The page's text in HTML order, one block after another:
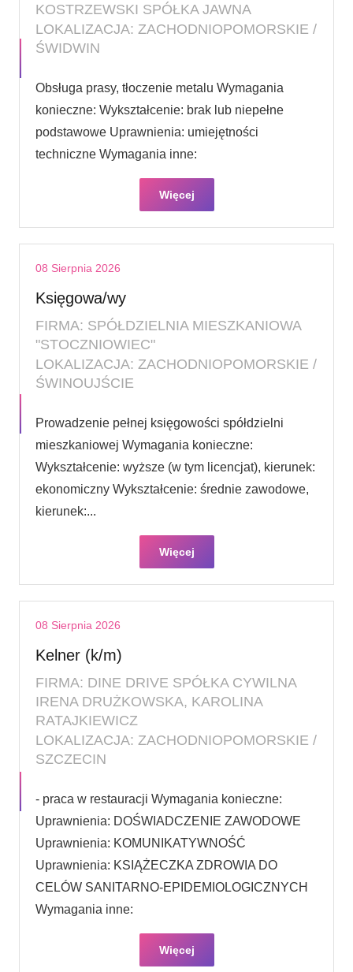
KOSTRZEWSKI SPÓŁKA JAWNA
LOKALIZACJA: ZACHODNIOPOMORSKIE /
ŚWIDWIN
Obsługa prasy, tłoczenie metalu Wymagania
konieczne: Wykształcenie: brak lub niepełne
podstawowe Uprawnienia: umiejętności
techniczne Wymagania inne:
Więcej
08 Sierpnia 2026
Księgowa/wy
FIRMA: SPÓŁDZIELNIA MIESZKANIOWA
"STOCZNIOWIEC"
LOKALIZACJA: ZACHODNIOPOMORSKIE /
ŚWINOUJŚCIE
Prowadzenie pełnej księgowości spółdzielni
mieszkaniowej Wymagania konieczne:
Wykształcenie: wyższe (w tym licencjat), kierunek:
ekonomiczny Wykształcenie: średnie zawodowe,
kierunek:...
Więcej
08 Sierpnia 2026
Kelner (k/m)
FIRMA: DINE DRIVE SPÓŁKA CYWILNA
IRENA DRUŻKOWSKA, KAROLINA
RATAJKIEWICZ
LOKALIZACJA: ZACHODNIOPOMORSKIE /
SZCZECIN
- praca w restauracji Wymagania konieczne:
Uprawnienia: DOŚWIADCZENIE ZAWODOWE
Uprawnienia: KOMUNIKATYWNOŚĆ
Uprawnienia: KSIĄŻECZKA ZDROWIA DO
CELÓW SANITARNO-EPIDEMIOLOGICZNYCH
Wymagania inne:
Więcej